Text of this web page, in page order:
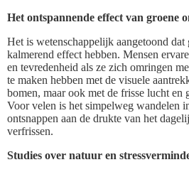
Het ontspannende effect van groene
Het is wetenschappelijk aangetoond dat
kalmerend effect hebben. Mensen
en tevredenheid als ze zich omringen
te maken hebben met de visuele
bomen, maar ook met de frisse lucht en
Voor velen is het simpelweg wandelen
ontsnappen aan de drukte van het
verfrissen.
Studies over natuur en